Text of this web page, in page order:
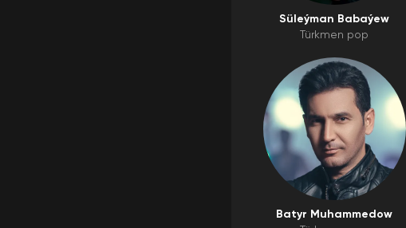
Süleýman Babaýew
Türkmen pop
Batyr Muhammedow